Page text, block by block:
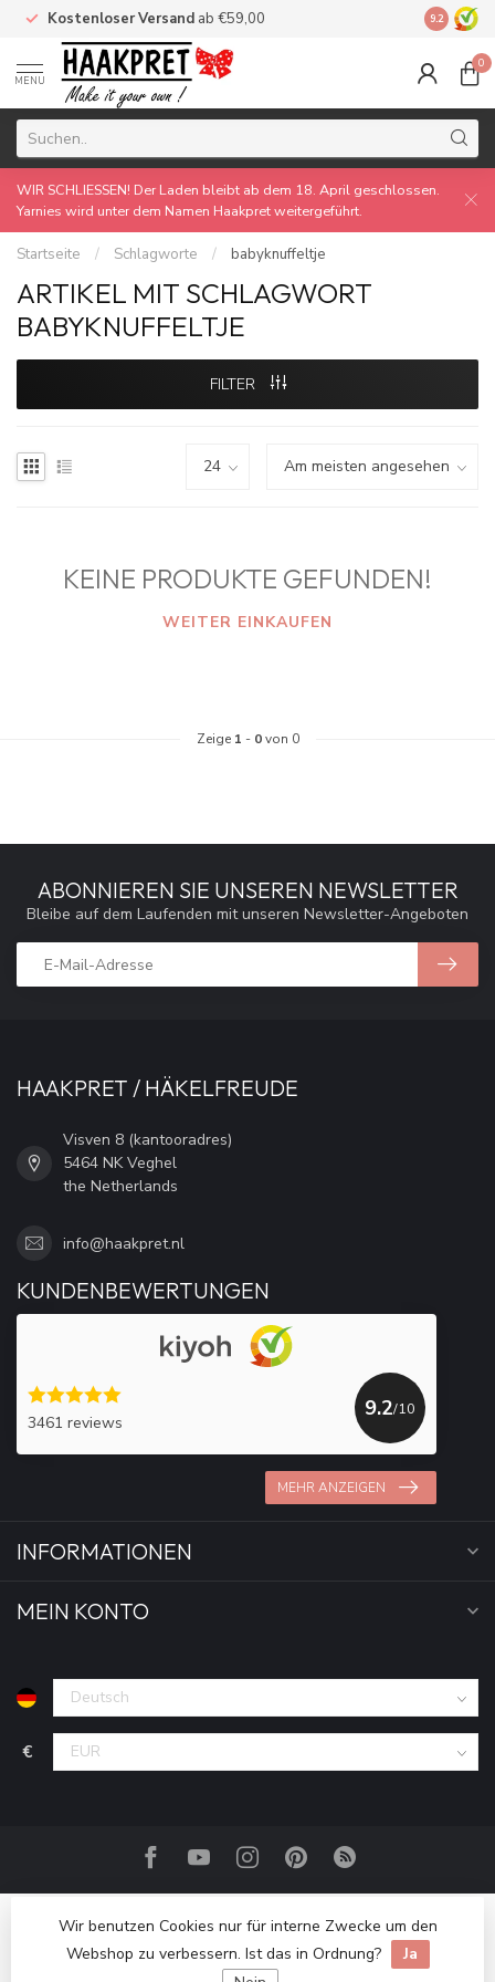
Kostenloser Versand ab €59,00 Made by
9.2
MENU
0
WIR SCHLIESSEN! Der Laden bleibt ab dem 18. April geschlossen.
Yarnies wird unter dem Namen Haakpret weitergeführt.
Startseite / Schlagworte / babyknuffeltje
ARTIKEL MIT SCHLAGWORT
BABYKNUFFELTJE
FILTER
KEINE PRODUKTE GEFUNDEN!
WEITER EINKAUFEN
Zeige 1 - 0von 0
ABONNIEREN SIE UNSEREN NEWSLETTER
Bleibe auf dem Laufenden mit unseren Newsletter-Angeboten
HAAKPRET / HÄKELFREUDE
Visven 8 (kantooradres)
5464 NK Veghel
the Netherlands
info@haakpret.nl
KUNDENBEWERTUNGEN
3461 reviews
9.2/10
MEHR ANZEIGEN
INFORMATIONEN
MEIN KONTO
€
Wir benutzen Cookies nur für interne Zwecke um den
Webshop zu verbessern. Ist das in Ordnung?
Ja